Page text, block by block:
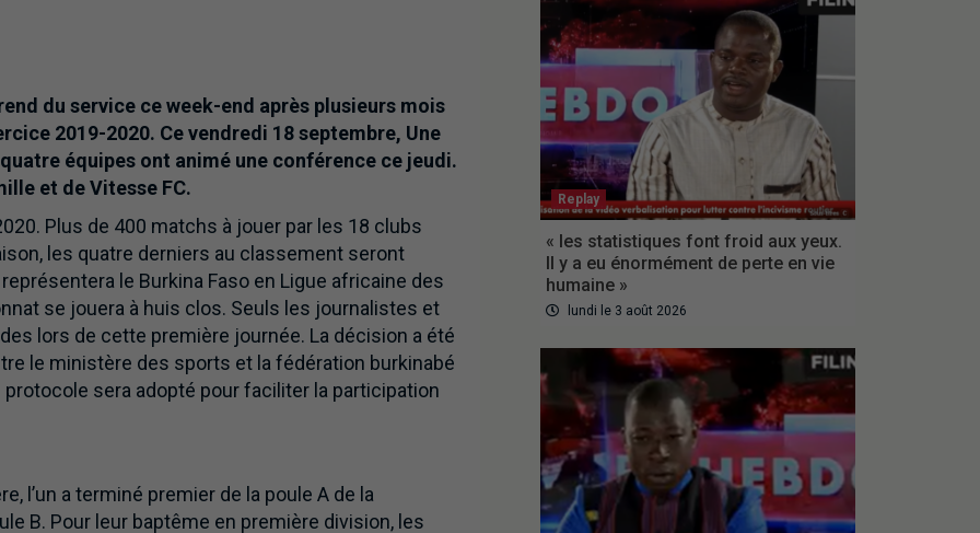
du service ce week-end après plusieurs mois
2019-2020. Ce vendredi 18 septembre, Une
équipes ont animé une conférence ce jeudi.
et de Vitesse FC.
Plus de 400 matchs à jouer par les 18 clubs
les quatre derniers au classement seront
le Burkina Faso en Ligue africaine des
se jouera à huis clos. Seuls les journalistes et
lors de cette première journée. La décision a été
le ministère des sports et la fédération burkinabé
sera adopté pour faciliter la participation
l’un a terminé premier de la poule A de la
B. Pour leur baptême en première division, les
Replay
« les statistiques font froid aux yeux.
Il y a eu énormément de perte en vie
humaine »
lundi le 3 août 2026